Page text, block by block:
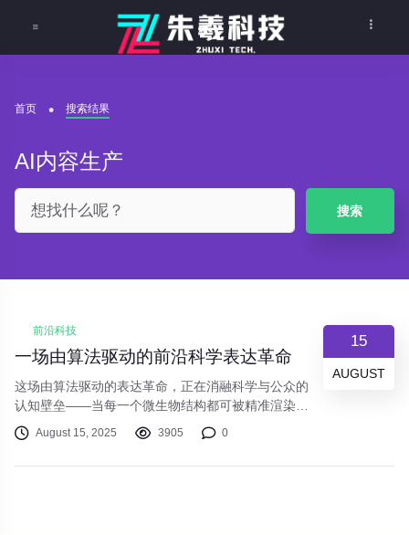
首页 搜索结果
AI内容生产
搜索
15
AUGUST
前沿科技
一场由算法驱动的前沿科学表达革命
这场由算法驱动的表达革命，正在消融科学与公众的
认知壁垒——当每一个微生物结构都可被精准渲染，
每一篇论文都能自动转化为视频，知识的民主化从未
如此接近现实。
August 15, 2025 3905 0